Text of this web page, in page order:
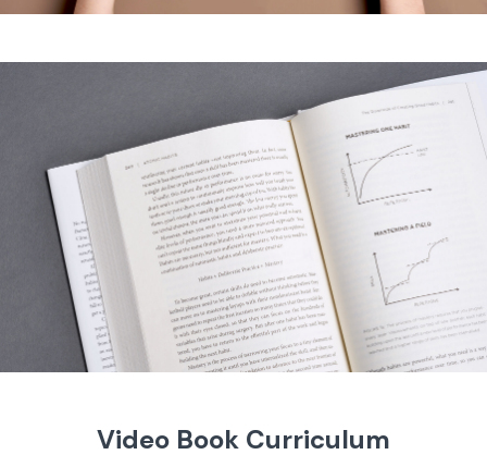
Video Book Curriculum